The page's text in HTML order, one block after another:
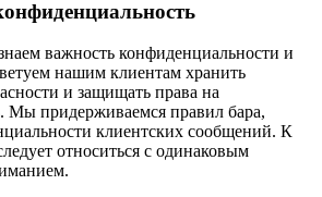
важность конфиденциальности и
нашим клиентам хранить
и защищать права на
Мы придерживаемся правил бара,
клиентских сообщений. К
относиться с одинаковым